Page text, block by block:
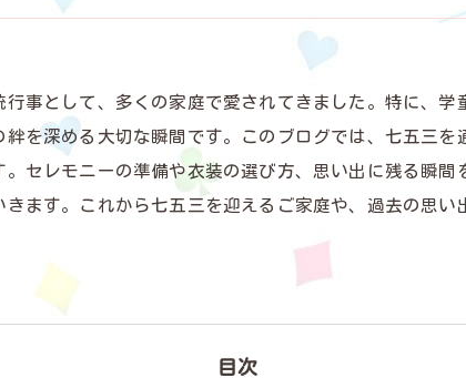
事として、多くの家庭で愛されてきました。特に、
を深める大切な瞬間です。このブログでは、七五三
セレモニーの準備や衣装の選び方、思い出に残る瞬
ます。これから七五三を迎えるご家庭や、過去の思
目次